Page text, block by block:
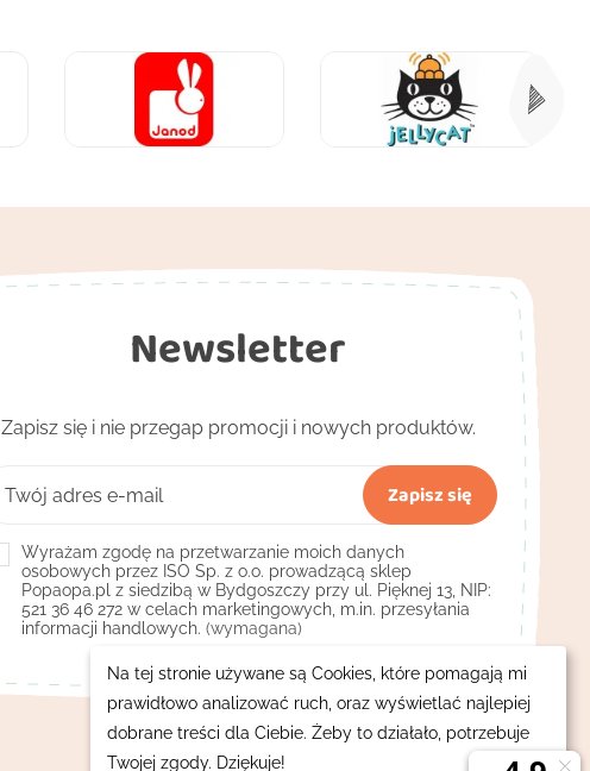
Newsletter
Zapisz się i nie przegap promocji i nowych produktów.
Wyrażam zgodę na przetwarzanie moich danych
osobowych przez ISO Sp. z o.o. prowadzącą sklep
Popaopa.pl z siedzibą w Bydgoszczy przy ul. Pięknej 13, NIP:
521 36 46 272 w celach marketingowych, m.in. przesyłania
informacji handlowych. (wymagana)
Na tej stronie używane są Cookies, które pomagają mi
prawidłowo analizować ruch, oraz wyświetlać najlepiej
dobrane treści dla Ciebie. Żeby to działało, potrzebuje
Twojej zgody. Dziękuje!